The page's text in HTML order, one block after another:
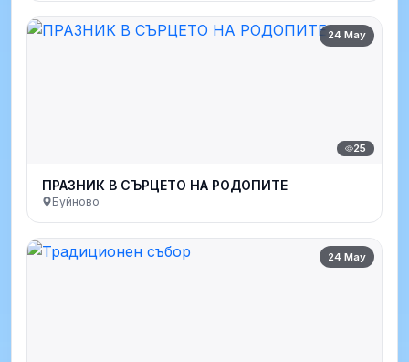
24 May
25
ПРАЗНИК В СЪРЦЕТО НА РОДОПИТЕ
Буйново
24 May